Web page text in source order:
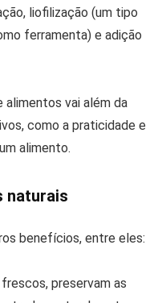
liofilização (um tipo
ferramenta) e adição
alimentos vai além da
como a praticidade e
alimento.
naturais
benefícios, entre eles:
preservam as